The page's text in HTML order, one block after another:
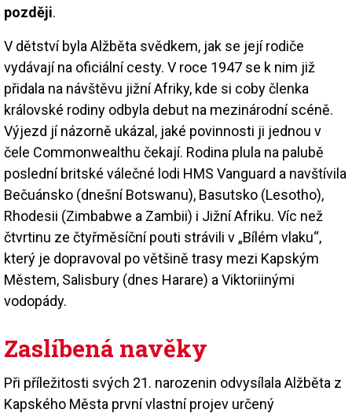
později.
V dětství byla Alžběta svědkem, jak se její rodiče
vydávají na oficiální cesty. V roce 1947 se k nim již
přidala na návštěvu jižní Afriky, kde si coby členka
královské rodiny odbyla debut na mezinárodní scéně.
Výjezd jí názorně ukázal, jaké povinnosti ji jednou v
čele Commonwealthu čekají. Rodina plula na palubě
poslední britské válečné lodi HMS Vanguard a navštívila
Bečuánsko (dnešní Botswanu), Basutsko (Lesotho),
Rhodesii (Zimbabwe a Zambii) i Jižní Afriku. Víc než
čtvrtinu ze čtyřměsíční pouti strávili v „Bílém vlaku“,
který je dopravoval po většině trasy mezi Kapským
Městem, Salisbury (dnes Harare) a Viktoriinými
vodopády.
Zaslíbená navěky
Při příležitosti svých 21. narozenin odvysílala Alžběta z
Kapského Města první vlastní projev určený